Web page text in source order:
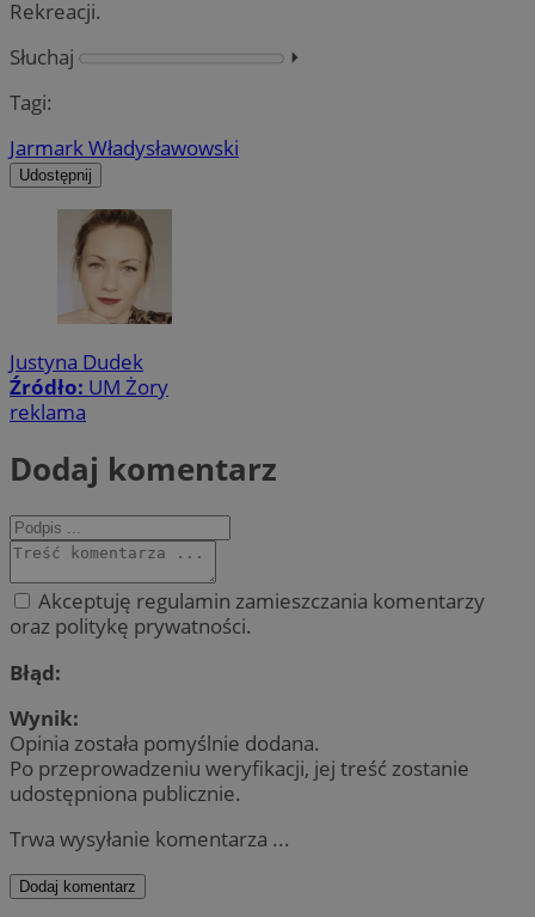
Rekreacji.
Słuchaj
⏵︎
Tagi:
Jarmark Władysławowski
Udostępnij
Justyna Dudek
Źródło: UM Żory
reklama
Dodaj komentarz
Akceptuję regulamin zamieszczania komentarzy
oraz politykę prywatności.
Błąd:
Wynik:
Opinia została pomyślnie dodana.
Po przeprowadzeniu weryfikacji, jej treść zostanie
udostępniona publicznie.
Trwa wysyłanie komentarza ...
Dodaj komentarz